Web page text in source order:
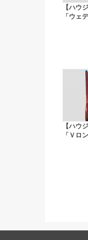
【ハウ
「ウェ
【ハウ
「Ｖロ